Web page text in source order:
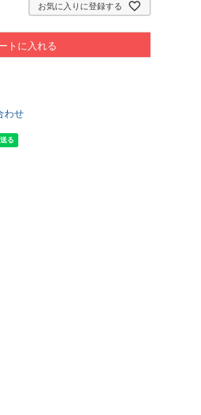
お気に入りに登録する
トに入れる
わせ